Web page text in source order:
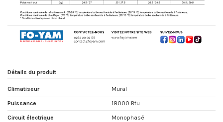
Détails du produit
Climatiseur Mural
Puissance 18000 Btu
Circuit électrique Monophasé